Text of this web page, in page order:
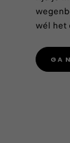
wél het
GA